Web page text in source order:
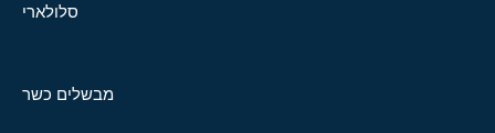
סלולארי
מבשלים כשר